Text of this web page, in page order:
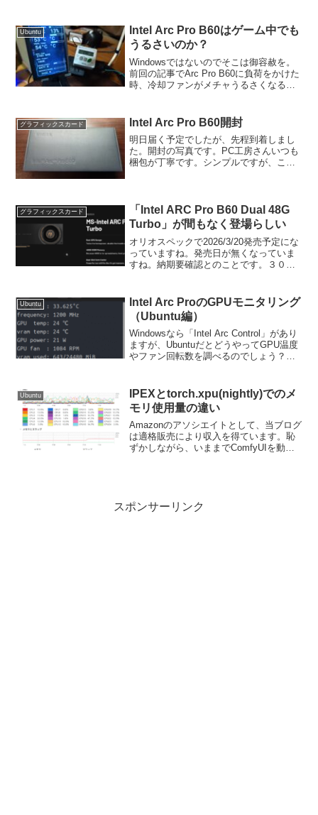
Ubuntu
Intel Arc Pro B60はゲーム中でも
うるさいのか？
Windowsではないのでそこは御容赦を。
前回の記事でArc Pro B60に負荷をかけた
時、冷却ファンがメチャうるさくなると
かっているので、使い勝手の面で調べ
て...
グラフィックスカード Intel Arc Pro B60開封
明日届く予定でしたが、先程到着しまし
た。開封の写真です。PC工房さんいつも
梱包が丁寧です。シンプルですが、これ
トカバーはちゃんと...
グラフィックスカード
「Intel ARC Pro B60 Dual 48G
Turbo」が間もなく登場らしい
オリオスペックで2026/3/20発売予定にな
っていますね。発売日が無くなっていま
すね。納期要確認とのことです。３０万
す。B60を8枚刺しにして「vLLM」で動
作...
Ubuntu
Intel Arc ProのGPUモニタリング
（Ubuntu編）
Windowsなら「Intel Arc Control」があり
ますが、UbuntuだとどうやってGPU温度
やファン回転数を調べるのでしょう？以
も、VRAMの使用状況やG...
Ubuntu
IPEXとtorch.xpu(nightly)でのメ
モリ使用量の違い
Amazonのアソシエイトとして、当ブログ
は適格販売により収入を得ています。恥
ずかしながら、いままでComfyUIを動作
スポンサーリンク